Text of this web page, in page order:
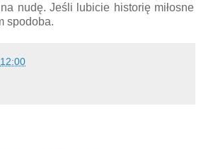
nudę. Jeśli lubicie historię miłosne
spodoba.
12:00